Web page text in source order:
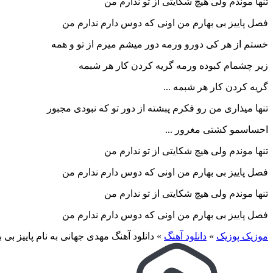
فصل پاییز بی بهارم من اونی که دوس دارم ندارم من
خستم از هر کی دورو ورمه دور میشم میرم از تو و همه
زیر چشمام کبوده ورمه گریه کردن کار هر شبمه
گریه کردن کار هر شبمه ...
تنها میذاری من رو فکرم پبشته از دور تو که نبودی مجبور
احساسمو کشتی مغرور ...
تنها موندم ولی هیچ شکایتی از تو ندارم من
فصل پاییز بی بهارم من اونی که دوس دارم ندارم من
تنها موندم ولی هیچ شکایتی از تو ندارم من
فصل پاییز بی بهارم من اونی که دوس دارم ندارم من
موزیک پوزیک » دانلود آهنگ » دانلود آهنگ مهدی جهانی به نام پاییز بی